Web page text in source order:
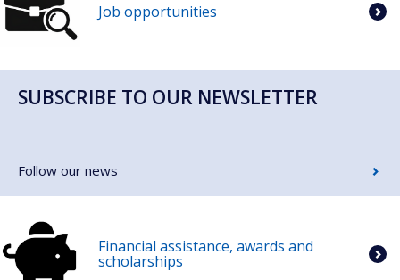
Job opportunities
SUBSCRIBE TO OUR NEWSLETTER
Follow our news
Financial assistance, awards and
scholarships